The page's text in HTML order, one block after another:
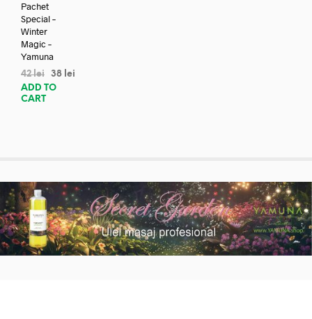
Pachet
Special –
Winter
Magic –
Yamuna
42lei 38 lei
ADD TO
CART